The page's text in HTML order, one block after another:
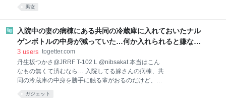
男女
入院中の妻の病棟にある共同の冷蔵庫に入れておいたナル
ゲンボトルの中身が減っていた…何か入れられると嫌なの
で、3Dプリンタで「鍵を開けないと蓋が回せないやつ」を
作った
3 users togetter.com
丹生坂つかさ@JRRF T-102 L @nibsakat 本当はこん
なもの無くて済むなら… 入院してる嫁さんの病棟、共
同の冷蔵庫の中身を勝手に触る輩がおるのだけど、ナ
い。水に何か入れられても嫌なので3Dプリンタで
ガジェット